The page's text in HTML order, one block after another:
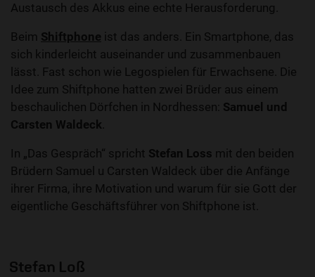
Austausch des Akkus eine echte Herausforderung.
Beim Shiftphone ist das anders. Ein Smartphone, das
sich kinderleicht auseinander und zusammenbauen
lässt. Fast schon wie Legospielen für Erwachsene. Die
Idee zum Shiftphone hatten zwei Brüder aus einem
beschaulichen Dörfchen in Nordhessen: Samuel und
Carsten Waldeck
In „Das Gespräch“ spricht Stefan Loss mit den beiden
Brüdern Samuel u Carsten Waldeck über die Anfänge
ihrer Firma, ihre Motivation und warum für sie Gott der
eigentliche Geschäftsführer von Shiftphone ist.
Stefan Loß